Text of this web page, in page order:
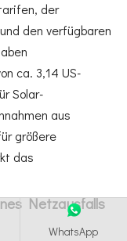
der
den verfügbaren
ca. 3,14 US-
Solar-
aus
größere
das
Netzausfalls
WhatsApp